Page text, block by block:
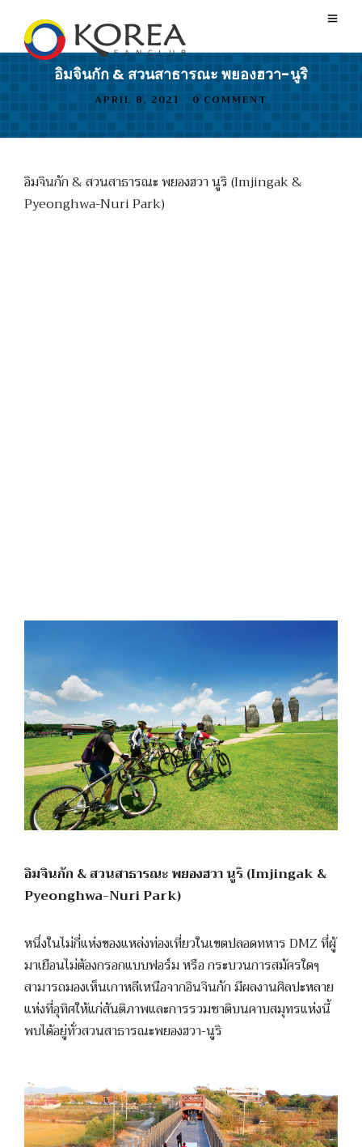
อิมจินกัก & สวนสาธารณะ พยองฮวา-นูริ
APRIL 8, 2021 • 0 COMMENT
อิมจินกัก & สวนสาธารณะ พยองฮวา นูริ (Imjingak &
Pyeonghwa-Nuri Park)
อิมจินกัก & สวนสาธารณะ พยองฮวา นูริ (Imjingak &
Pyeonghwa-Nuri Park)
หนึ่งในไม่กี่แห่งของแหล่งท่องเที่ยวในเขตปลอดทหาร DMZ ที่ผู้
มาเยือนไม่ต้องกรอกแบบฟอร์ม หรือ กระบวนการสมัครใดๆ
สามารถมองเห็นเกาหลีเหนือจากอินจินกัก มีผลงานศิลปะหลาย
แห่งที่อุทิศให้แก่สันติภาพและการรวมชาติบนคาบสมุทรแห่งนี้
พบได้อยู่ทั่วสวนสาธารณะพยองฮวา-นูริ